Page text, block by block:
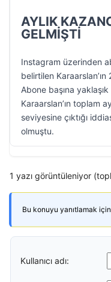
AYLIK
GELMİŞTİ
Instagram üzerinden
belirtilen
Abone başına
Karaarslan’ın toplam
seviyesine çıktığı
olmuştu.
1 yazı görüntüleniyor
Bu konuyu yanıtlamak için
Kullanıcı adı: